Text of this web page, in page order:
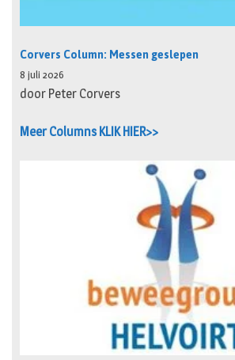
Corvers Column: Messen geslepen
8 juli 2026
door Peter Corvers
Meer Columns KLIK HIER>>